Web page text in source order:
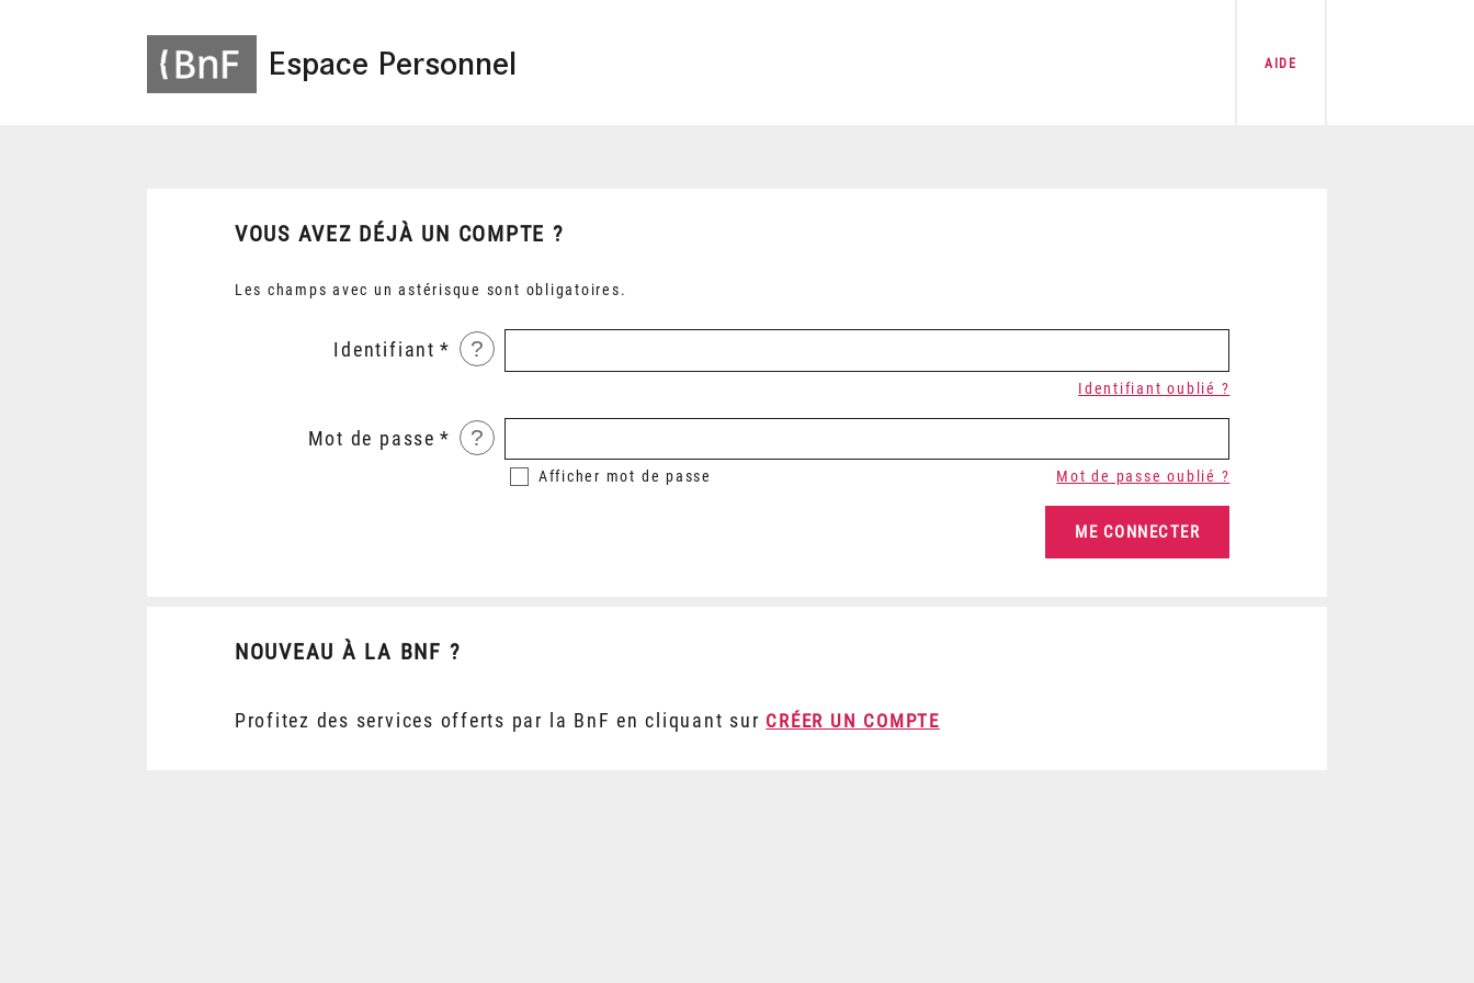
Espace Personnel AIDE
VOUS AVEZ DÉJÀ UN COMPTE ?
Les champs avec un astérisque sont obligatoires.
Identifiant ?
Identifiant oublié ?
Mot de passe ?
Afficher mot de passe Mot de passe oublié ?
NOUVEAU À LA BNF ?
Profitez des services offerts par la BnF en cliquant sur CRÉER UN COMPTE